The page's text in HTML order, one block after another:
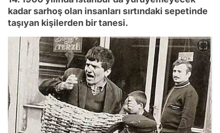
kadar sarhoş olan insanları sırtındaki sepetinde
taşıyan kişilerden bir tanesi.